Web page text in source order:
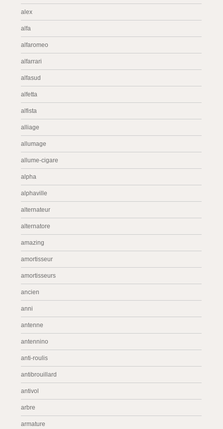
alex
alfa
alfaromeo
alfarrari
alfasud
alfetta
alfista
alliage
allumage
allume-cigare
alpha
alphaville
alternateur
alternatore
amazing
amortisseur
amortisseurs
ancien
anni
antenne
antennino
anti-roulis
antibrouillard
antivol
arbre
armature